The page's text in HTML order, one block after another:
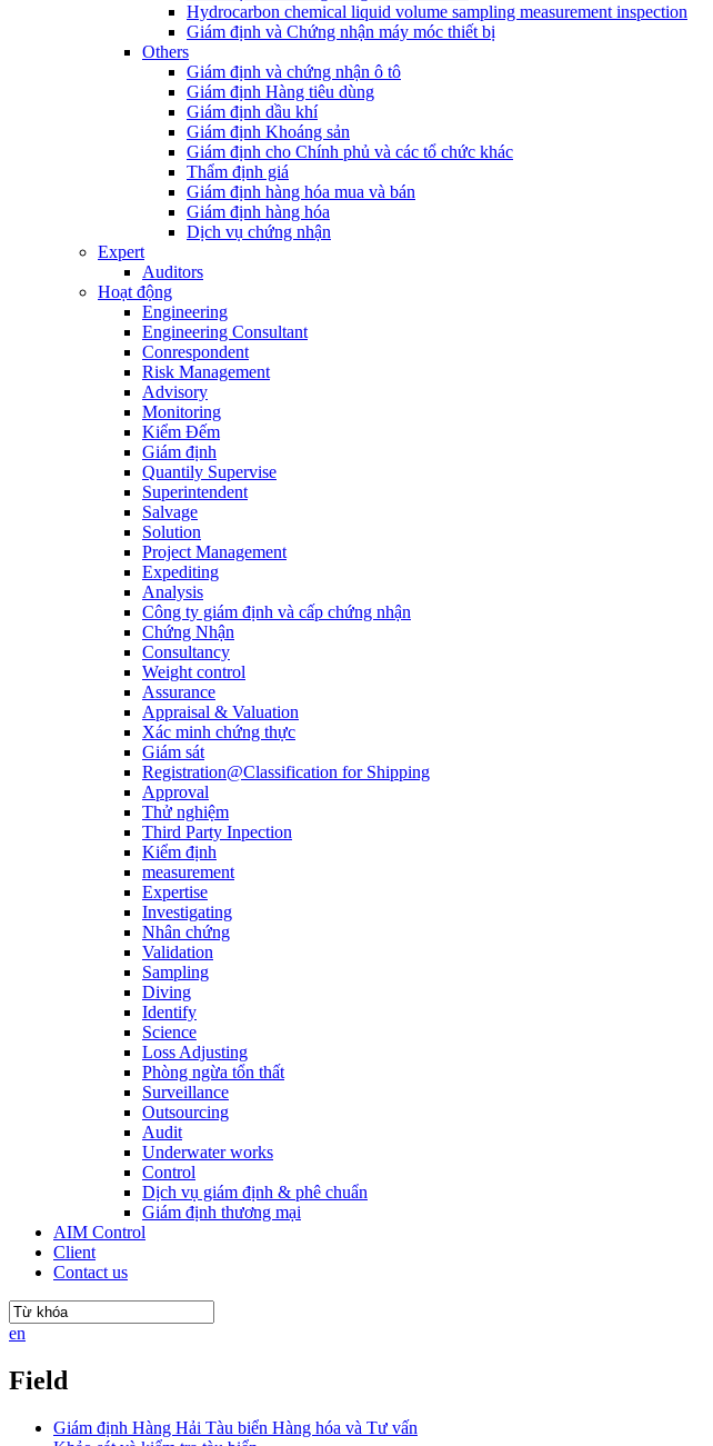
Hydrocarbon chemical liquid volume sampling measurement inspection
Giám định và Chứng nhận máy móc thiết bị
Others
Giám định và chứng nhận ô tô
Giám định Hàng tiêu dùng
Giám định dầu khí
Giám định Khoáng sản
Giám định cho Chính phủ và các tổ chức khác
Thẩm định giá
Giám định hàng hóa mua và bán
Giám định hàng hóa
Dịch vụ chứng nhận
Expert
Auditors
Hoạt động
Engineering
Engineering Consultant
Conrespondent
Risk Management
Advisory
Monitoring
Kiểm Đếm
Giám định
Quantily Supervise
Superintendent
Salvage
Solution
Project Management
Expediting
Analysis
Công ty giám định và cấp chứng nhận
Chứng Nhận
Consultancy
Weight control
Assurance
Appraisal & Valuation
Xác minh chứng thực
Giám sát
Registration@Classification for Shipping
Approval
Thử nghiệm
Third Party Inpection
Kiểm định
measurement
Expertise
Investigating
Nhân chứng
Validation
Sampling
Diving
Identify
Science
Loss Adjusting
Phòng ngừa tổn thất
Surveillance
Outsourcing
Audit
Underwater works
Control
Dịch vụ giám định & phê chuẩn
Giám định thương mại
AIM Control
Client
Contact us
en
Field
Giám định Hàng Hải Tàu biển Hàng hóa và Tư vấn